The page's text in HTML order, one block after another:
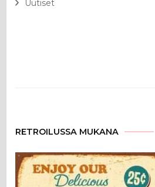
Uutiset
RETROILUSSA MUKANA